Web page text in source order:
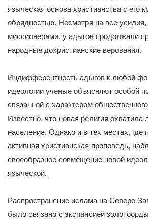
языческая основа христианства с его
обрядностью. Несмотря на все
миссионерами, у адыгов продолжали
народные дохристианские верования.
Индифферентность адыгов к любой
идеологии ученые объясняют особой
связанной с характером
Известно, что новая религия
население. Однако и в тех местах, где
активная христианская проповедь,
своеобразное совмещение новой
языческой.
Распространение ислама на Северо-
было связано с экспансией